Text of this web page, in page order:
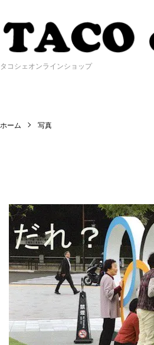
タコシェオンラインショップ
ホーム 写真